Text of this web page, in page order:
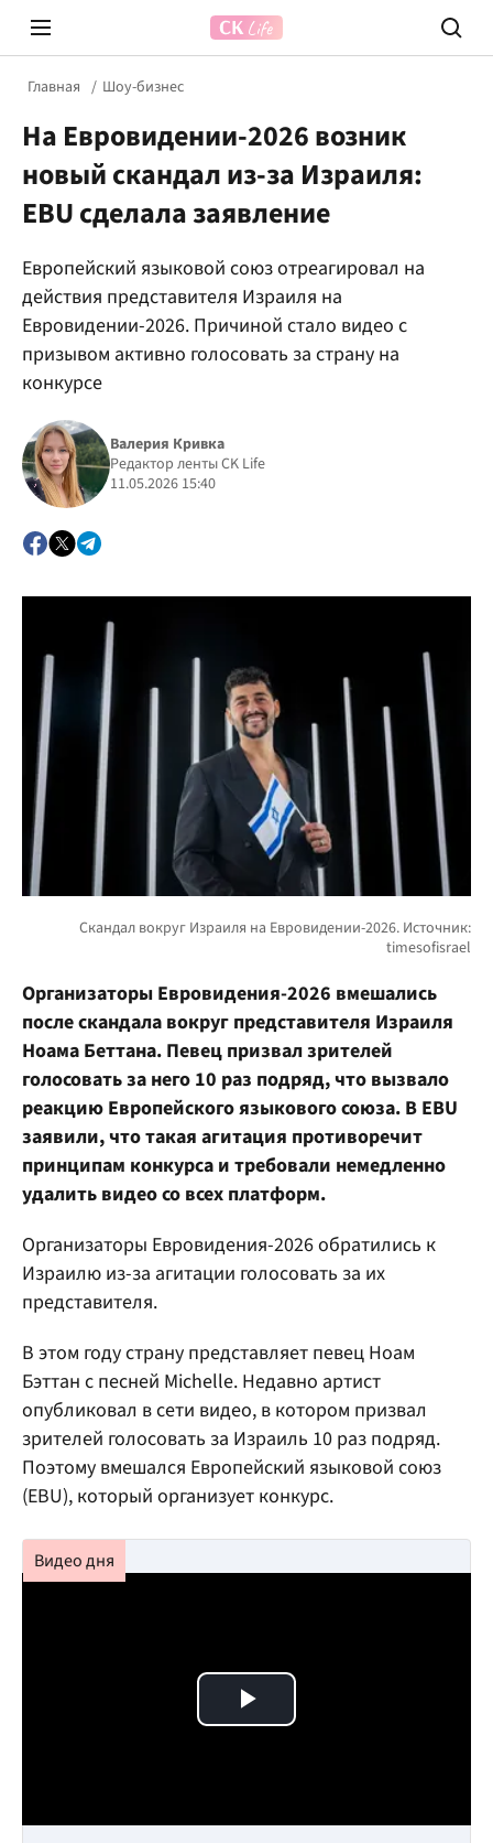
Prosecco Time
Главная Шоу-бизнес
На Евровидении-2026 возник
новый скандал из-за Израиля:
EBU сделала заявление
Европейский языковой союз отреагировал на
действия представителя Израиля на
Евровидении-2026. Причиной стало видео с
призывом активно голосовать за страну на
конкурсе
Валерия Кривка
Редактор ленты CK Life
11.05.2026 15:40
Организаторы Евровидения-2026 вмешались
после скандала вокруг представителя Израиля
Ноама Беттана. Певец призвал зрителей
голосовать за него 10 раз подряд, что вызвало
реакцию Европейского языкового союза. В EBU
заявили, что такая агитация противоречит
принципам конкурса и требовали немедленно
удалить видео со всех платформ.
Организаторы Евровидения-2026 обратились к
Израилю из-за агитации голосовать за их
представителя.
В этом году страну представляет певец Ноам
Бэттан с песней Michelle. Недавно артист
опубликовал в сети видео, в котором призвал
зрителей голосовать за Израиль 10 раз подряд.
Поэтому вмешался Европейский языковой союз
(EBU), который организует конкурс.
Play Video